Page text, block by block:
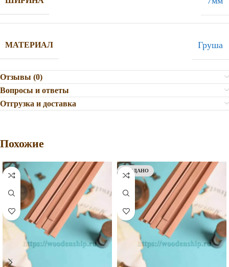
МАТЕРИАЛ Груша
Отзывы (0)
Вопросы и ответы
Отгрузка и доставка
Похожие
ПРОДАНО